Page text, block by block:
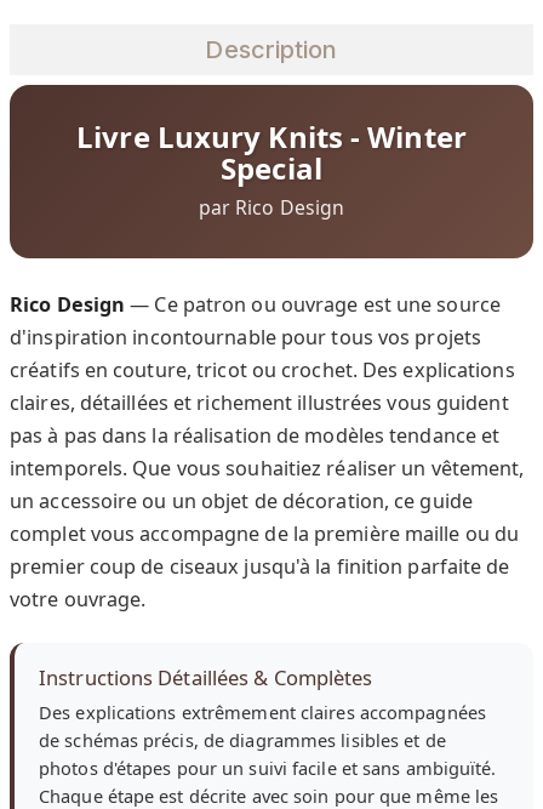
Description
Livre Luxury Knits - Winter
Special
par Rico Design
Rico Design — Ce patron ou ouvrage est une source
d'inspiration incontournable pour tous vos projets
créatifs en couture, tricot ou crochet. Des explications
claires, détaillées et richement illustrées vous guident
pas à pas dans la réalisation de modèles tendance et
intemporels. Que vous souhaitiez réaliser un vêtement,
un accessoire ou un objet de décoration, ce guide
complet vous accompagne de la première maille ou du
premier coup de ciseaux jusqu'à la finition parfaite de
votre ouvrage.
Instructions Détaillées & Complètes
Des explications extrêmement claires accompagnées
de schémas précis, de diagrammes lisibles et de
photos d'étapes pour un suivi facile et sans ambiguïté.
Chaque étape est décrite avec soin pour que même les